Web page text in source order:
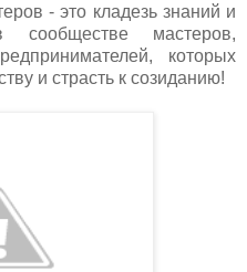
- это кладезь знаний и
сообществе мастеров,
которых
и страсть к созиданию!